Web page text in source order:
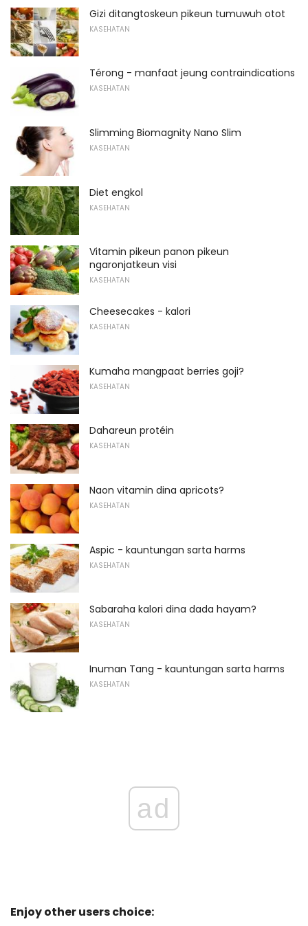
Gizi ditangtoskeun pikeun tumuwuh otot
KASEHATAN
Térong - manfaat jeung contraindications
KASEHATAN
Slimming Biomagnity Nano Slim
KASEHATAN
Diet engkol
KASEHATAN
Vitamin pikeun panon pikeun
ngaronjatkeun visi
KASEHATAN
Cheesecakes - kalori
KASEHATAN
Kumaha mangpaat berries goji?
KASEHATAN
Dahareun protéin
KASEHATAN
Naon vitamin dina apricots?
KASEHATAN
Aspic - kauntungan sarta harms
KASEHATAN
Sabaraha kalori dina dada hayam?
KASEHATAN
Inuman Tang - kauntungan sarta harms
KASEHATAN
ad
Enjoy other users choice: